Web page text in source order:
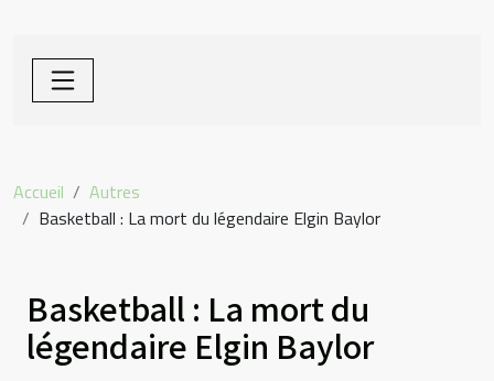
Accueil
Autres
Basketball : La mort du légendaire Elgin Baylor
Basketball : La mort du
légendaire Elgin Baylor